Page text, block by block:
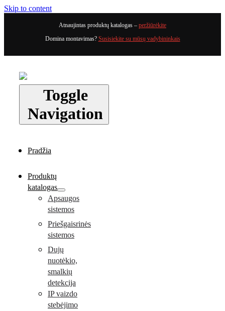
Skip to content
Atnaujintas produktų katalogas – peržiūrėkite
Domina montavimas? Susisiekite su mūsų vadybininkais
Toggle
Navigation
Pradžia
Produktų
katalogas
Apsaugos
sistemos
Priešgaisrinės
sistemos
Dujų
nuotėkio,
smalkių
detekcija
IP vaizdo
stebėjimo